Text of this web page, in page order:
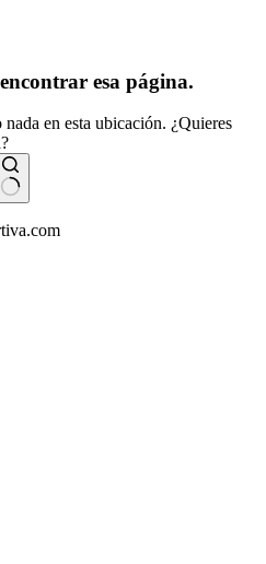
esa página.
en esta ubicación. ¿Quieres